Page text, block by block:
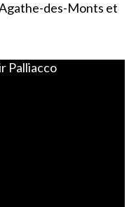
des-Monts et